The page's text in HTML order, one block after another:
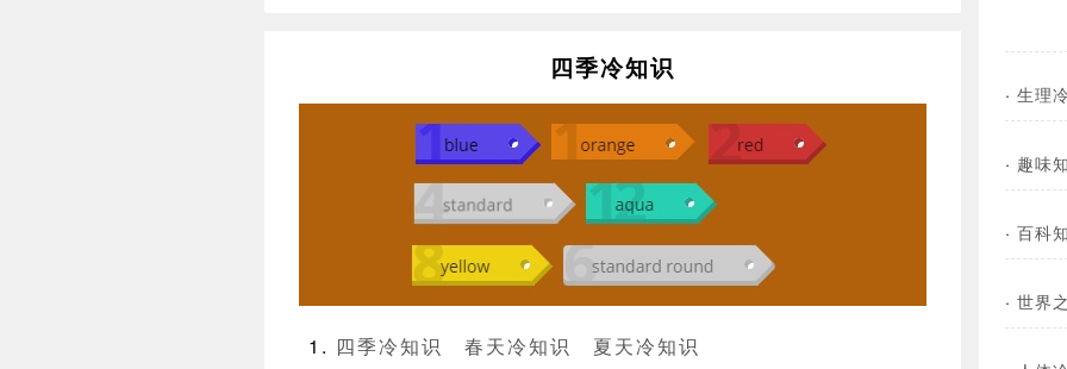
四季冷知识
四季冷知识 春天冷知识
夏天冷知识
· 生理
· 趣味
· 百科
· 世界